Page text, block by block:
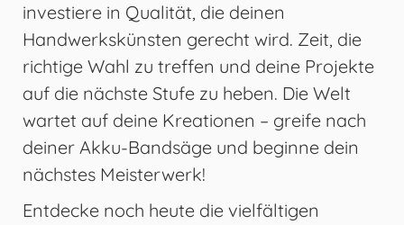
investiere in Qualität, die deinen
Handwerkskünsten gerecht wird. Zeit, die
richtige Wahl zu treffen und deine Projekte
auf die nächste Stufe zu heben. Die Welt
wartet auf deine Kreationen – greife nach
deiner Akku-Bandsäge und beginne dein
nächstes Meisterwerk!
Entdecke noch heute die vielfältigen